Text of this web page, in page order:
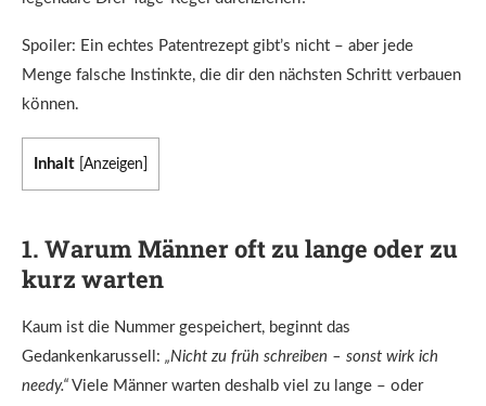
Spoiler: Ein echtes Patentrezept gibt’s nicht – aber jede
Menge falsche Instinkte, die dir den nächsten Schritt verbauen
können.
Inhalt Anzeigen
1. Warum Männer oft zu lange oder zu
kurz warten
Kaum ist die Nummer gespeichert, beginnt das
Gedankenkarussell: „Nicht zu früh schreiben – sonst wirk ich
needy.“ Viele Männer warten deshalb viel zu lange – oder